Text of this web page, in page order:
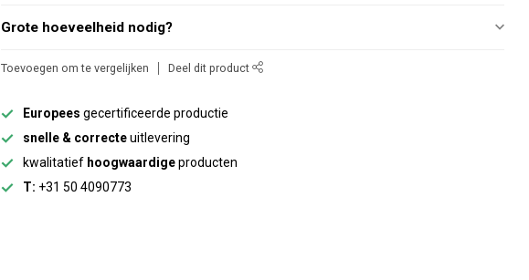
Grote hoeveelheid nodig?
Toevoegen om te vergelijken Deel dit product
Europees gecertificeerde productie
snelle & correcteuitlevering
kwalitatief hoogwaardigeproducten
T: +31 50 4090773